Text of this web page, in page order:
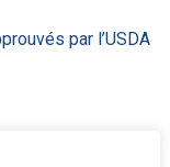
par l’USDA